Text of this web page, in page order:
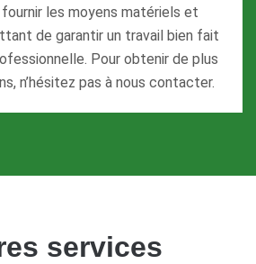
les moyens matériels et
de garantir un travail bien fait
Pour obtenir de plus
n’hésitez pas à nous contacter.
services